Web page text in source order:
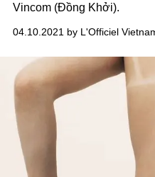
Vincom (Đồng Khởi).
04.10.2021 by L'Officiel